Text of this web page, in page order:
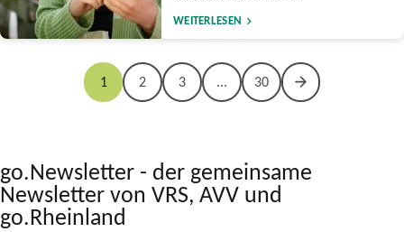
WEITERLESEN
1 2 3 ... 30
go.Newsletter - der gemeinsame
Newsletter von VRS, AVV und
go.Rheinland